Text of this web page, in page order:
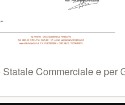
Statale Commerciale e per